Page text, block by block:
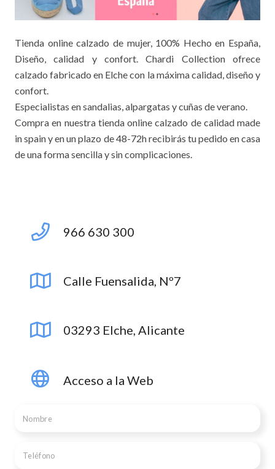
Tienda online calzado de mujer, 100% Hecho en España,
Diseño, calidad y confort. Chardi Collection ofrece
calzado fabricado en Elche con la máxima calidad, diseño y
confort.
Especialistas en sandalias, alpargatas y cuñas de verano.
Compra en nuestra tienda online calzado de calidad made
in spain y en un plazo de 48-72h recibirás tu pedido en casa
de una forma sencilla y sin complicaciones.
966 630 300
Calle Fuensalida, Nº7
03293 Elche, Alicante
Acceso a la Web